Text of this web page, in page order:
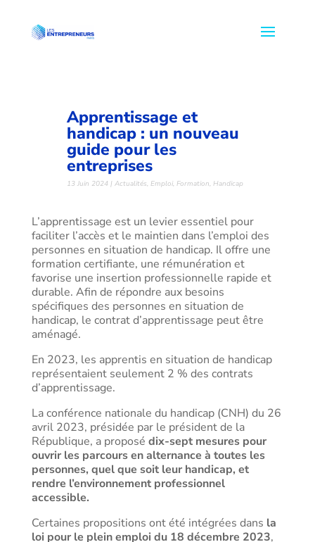
Apprentissage et
handicap : un nouveau
guide pour les
entreprises
13 Juin 2024 |Actualités,Emploi,Formation,Handicap
L’apprentissage est un levier essentiel pour
faciliter l’accès et le maintien dans l’emploi des
personnes en situation de handicap. Il offre une
formation certifiante, une rémunération et
favorise une insertion professionnelle rapide et
durable. Afin de répondre aux besoins
spécifiques des personnes en situation de
handicap, le contrat d’apprentissage peut être
aménagé.
En 2023, les apprentis en situation de handicap
représentaient seulement 2 % des contrats
d’apprentissage.
La conférence nationale du handicap (CNH) du 26
avril 2023, présidée par le président de la
République, a proposé dix-sept mesures pour
ouvrir les parcours en alternance à toutes les
personnes, quel que soit leur handicap, et
rendre l’environnement professionnel
accessible.
Certaines propositions ont été intégrées dans la
loi pour le plein emploi du 18 décembre 2023,